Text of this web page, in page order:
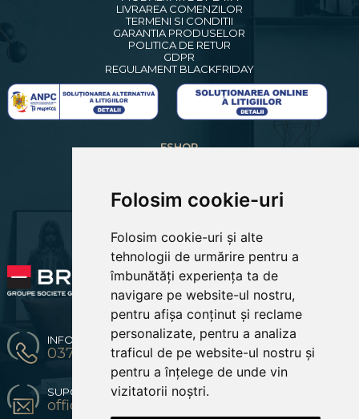
Folosim cookie-uri
Folosim cookie-uri și alte
tehnologii de urmărire pentru a
îmbunătăți experiența ta de
navigare pe website-ul nostru,
pentru afișa conținut și reclame
personalizate, pentru a analiza
traficul de pe website-ul nostru și
pentru a înțelege de unde vin
vizitatorii noștri.
LIVRAREA COMENZILOR
TERMENI SI CONDITII
GARANTIA PRODUSELOR
POLITICA DE RETUR
GDPR
REGULAMENT BLACKFRIDAY
ESHOP
RECUPERARE PAROLA
EDITARE PROFIL
PREFERINTE COOKIES
INFO & COMENZI
0371 904 216 / 0774670619
SUPORT CLIENTI
office@bestsofa.ro